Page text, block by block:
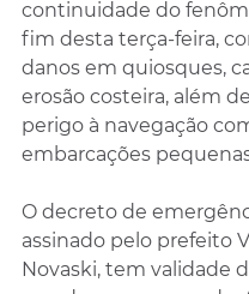
continuidade do
fim desta terça-feira,
danos em quiosques,
erosão costeira, além
perigo à navegação
embarcações
O decreto de
assinado pelo prefeito
Novaski, tem validade